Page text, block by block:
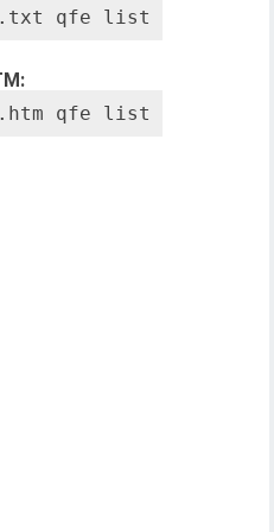
qfe list
qfe list